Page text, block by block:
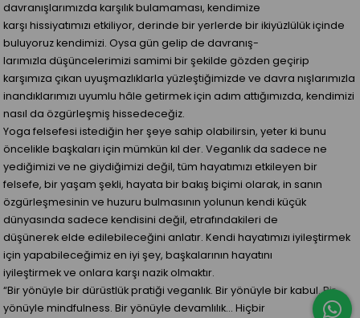
davranışlarımızda karşılık bulamaması, kendimize
karşı hissiyatımızı etkiliyor, derinde bir yerlerde bir ikiyüzlülük içinde
buluyoruz kendimizi. Oysa gün gelip de davranış-
larımızla düşüncelerimizi samimi bir şekilde gözden geçirip
karşımıza çıkan uyuşmazlıklarla yüzleştiğimizde ve davra nışlarımızla
inandıklarımızı uyumlu hâle getirmek için adım attığımızda, kendimizi
nasıl da özgürleşmiş hissedeceğiz.
Yoga felsefesi istediğin her şeye sahip olabilirsin, yeter ki bunu
öncelikle başkaları için mümkün kıl der. Veganlık da sadece ne
yediğimizi ve ne giydiğimizi değil, tüm hayatımızı etkileyen bir
felsefe, bir yaşam şekli, hayata bir bakış biçimi olarak, in sanın
özgürleşmesinin ve huzuru bulmasının yolunun kendi küçük
dünyasında sadece kendisini değil, etrafındakileri de
düşünerek elde edilebileceğini anlatır. Kendi hayatımızı iyileştirmek
için yapabileceğimiz en iyi şey, başkalarının hayatını
iyileştirmek ve onlara karşı nazik olmaktır.
“Bir yönüyle bir dürüstlük pratiği veganlık. Bir yönüyle bir kabul. Bir
yönüyle mindfulness. Bir yönüyle devamlılık… Hiçbir